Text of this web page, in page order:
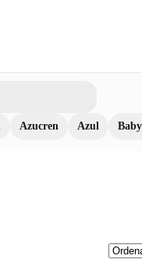
Azucren Azul